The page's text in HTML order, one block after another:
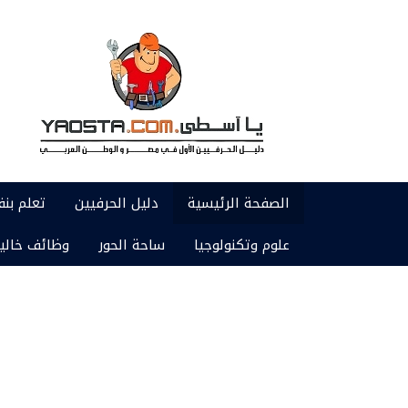
الصفحة الرئيسية دليل الحرفيين تعلم
علوم وتكنولوجيا
ساحة الحور وظائف